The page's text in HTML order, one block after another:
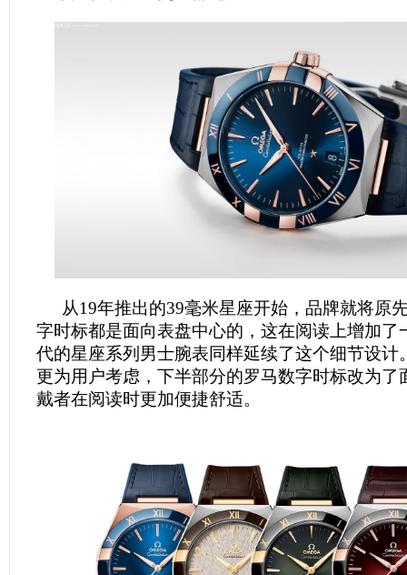
从19年推出的39毫米星座开始，品牌就将原
字时标都是面向表盘中心的，这在阅读上增加了
代的星座系列男士腕表同样延续了这个细节设计
更为用户考虑，下半部分的罗马数字时标改为了
戴者在阅读时更加便捷舒适。